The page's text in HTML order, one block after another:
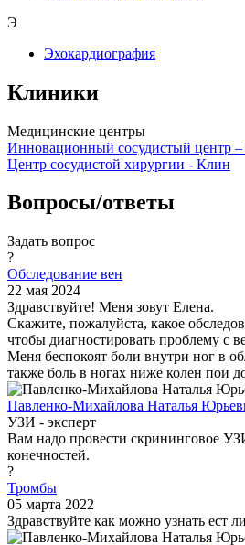
Э
Эхокардиография
Клиники
Медицинские центры
Инновационный сосудистый центр
Центр сосудистой хирургии - Клин
Вопросы/ответы
Задать вопрос
?
Обследование вен
22 мая 2024
Здравствуйте! Меня зовут Елена.
Скажите, пожалуйста, какое
чтобы диагностировать проблему с
Меня беспокоят боли внутри ног в
также боль в ногах ниже колен пои
Павленко-Михайлова Наталья
УЗИ - эксперт
Вам надо провести скрининговое
конечностей.
?
Тромбы
05 марта 2022
Здравствуйте как можно узнать ест